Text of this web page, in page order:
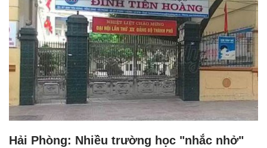
Hải Phòng: Nhiều trường học "nhắc nhở"